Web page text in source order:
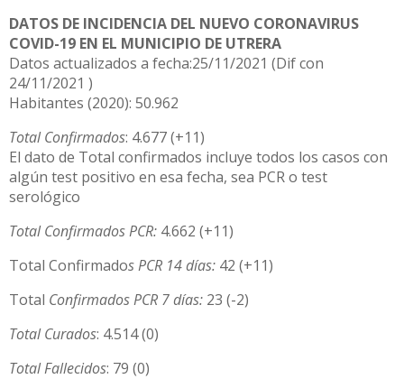
DATOS DE INCIDENCIA DEL NUEVO CORONAVIRUS
COVID-19 EN EL MUNICIPIO DE UTRERA
Datos actualizados a fecha:25/11/2021 (Dif con
24/11/2021 )
Habitantes (2020): 50.962
Total Confirmados: 4.677 (+11)
El dato de Total confirmados incluye todos los casos con
algún test positivo en esa fecha, sea PCR o test
serológico
Total Confirmados PCR: 4.662 (+11)
Total Confirmados PCR 14 días: 42 (+11)
Total Confirmados PCR 7 días: 23 (-2)
Total Curados: 4.514 (0)
Total Fallecidos: 79 (0)